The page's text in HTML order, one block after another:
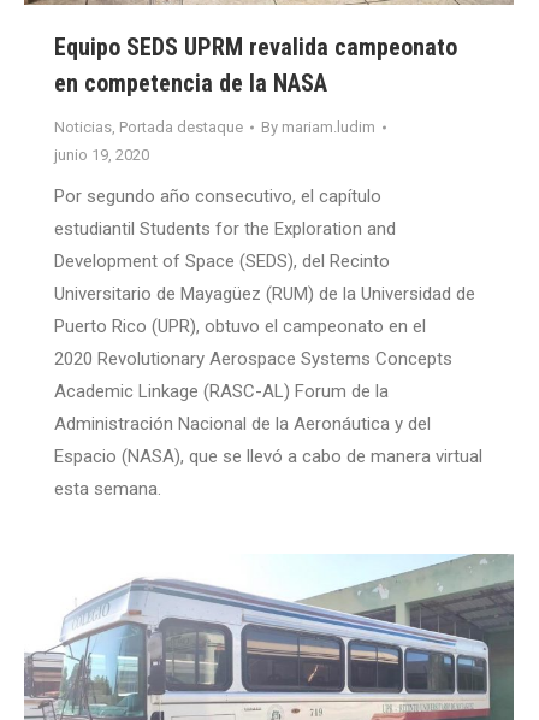
Equipo SEDS UPRM revalida campeonato
en competencia de la NASA
Noticias, Portada destaque By mariam.ludim
junio 19, 2020
Por segundo año consecutivo, el capítulo
estudiantil Students for the Exploration and
Development of Space (SEDS), del Recinto
Universitario de Mayagüez (RUM) de la Universidad de
Puerto Rico (UPR), obtuvo el campeonato en el
2020 Revolutionary Aerospace Systems Concepts
Academic Linkage (RASC-AL) Forum de la
Administración Nacional de la Aeronáutica y del
Espacio (NASA), que se llevó a cabo de manera virtual
esta semana.